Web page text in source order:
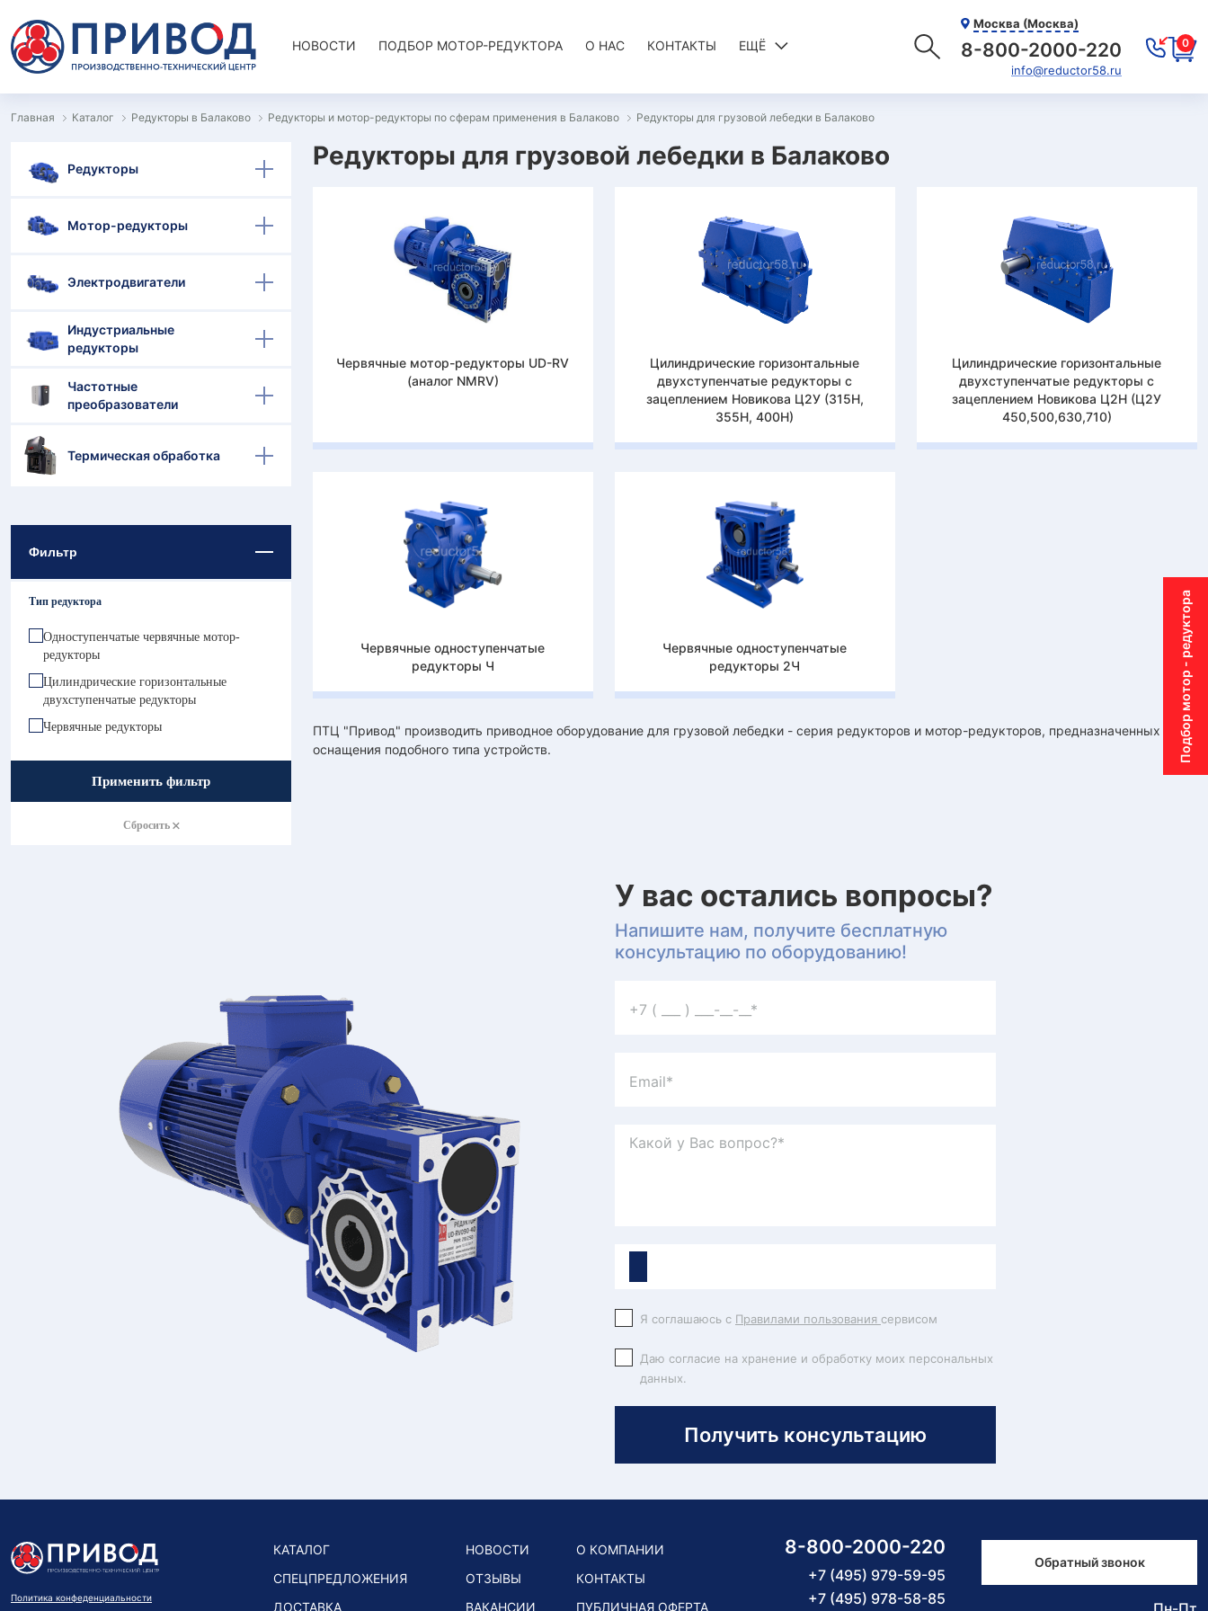
НОВОСТИ ПОДБОР МОТОР-РЕДУКТОРА О НАС КОНТАКТЫ ЕЩЁ
Москва (Москва)
8-800-2000-220
info@reductor58.ru
0
Подбор мотор - редуктора
Главная Каталог Редукторы в Балаково Редукторы и мотор-редукторы по сферам применения в Балаково Редукторы для грузовой лебедки в Балаково
Редукторы
Мотор-редукторы
Электродвигатели
Индустриальные
редукторы
Частотные
преобразователи
Термическая обработка
Фильтр
Тип редуктора
Одноступенчатые червячные мотор-
редукторы
Цилиндрические горизонтальные
двухступенчатые редукторы
Червячные редукторы
Применить фильтр
Сбросить
Редукторы для грузовой лебедки в Балаково
Червячные мотор-редукторы UD-RV
(аналог NMRV)
Цилиндрические горизонтальные
двухступенчатые редукторы с
зацеплением Новикова Ц2У (315Н,
355Н, 400Н)
Цилиндрические горизонтальные
двухступенчатые редукторы с
зацеплением Новикова Ц2Н (Ц2У
450,500,630,710)
Червячные одноступенчатые
редукторы Ч
Червячные одноступенчатые
редукторы 2Ч
ПТЦ "Привод" производить приводное оборудование для грузовой лебедки - серия редукторов и мотор-редукторов, предназначенных для
оснащения подобного типа устройств.
У вас остались вопросы?
Напишите нам, получите бесплатную
консультацию по оборудованию!
Я соглашаюсь с Правилами пользования сервисом
Даю согласие на хранение и обработку моих персональных
данных.
Получить консультацию
Политика конфеденциальности
КАТАЛОГ
СПЕЦПРЕДЛОЖЕНИЯ
ДОСТАВКА
НОВОСТИ
ОТЗЫВЫ
ВАКАНСИИ
О КОМПАНИИ
КОНТАКТЫ
ПУБЛИЧНАЯ ОФЕРТА
8-800-2000-220
+7 (495) 979-59-95
+7 (495) 978-58-85
Обратный звонок